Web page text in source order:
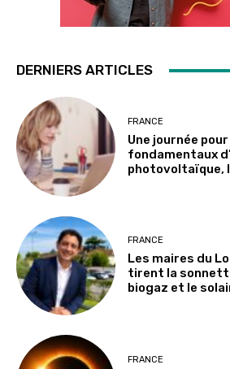
DERNIERS ARTICLES
FRANCE
Une journée
fondamentaux
photovoltaïque,
FRANCE
Les maires du
tirent la
biogaz et le
FRANCE